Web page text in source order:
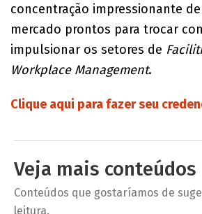
concentração impressionante
mercado prontos para trocar
impulsionar os setores de
Workplace Management.
Clique aqui para fazer seu
Veja mais conteúdos
Conteúdos que gostaríamos de
leitura.